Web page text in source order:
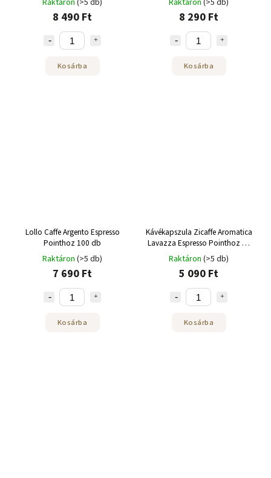
Raktáron (>5 db)
8 490 Ft
Kosárba
Raktáron (>5 db)
8 290 Ft
Kosárba
Lollo Caffe Argento Espresso
Pointhoz 100 db
Raktáron (>5 db)
7 690 Ft
Kosárba
Kávékapszula Zicaffe Aromatica
Lavazza Espresso Pointhoz 50
Raktáron (>5 db)
5 090 Ft
Kosárba